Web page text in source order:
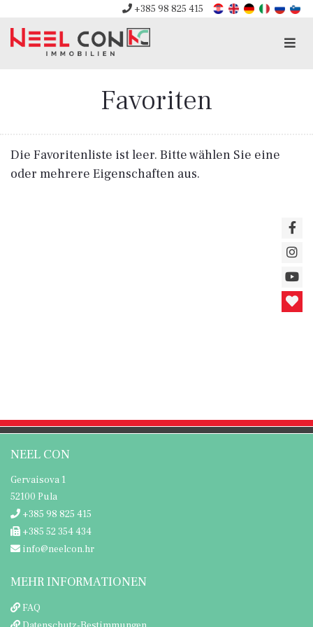
+385 98 825 415
Favoriten
Die Favoritenliste ist leer. Bitte wählen Sie eine
oder mehrere Eigenschaften aus.
NEEL CON
Gervaisova 1
52100 Pula
+385 98 825 415
+385 52 354 434
info@neelcon.hr
MEHR INFORMATIONEN
FAQ